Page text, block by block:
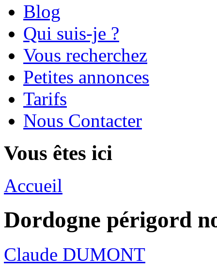
Blog
Qui suis-je ?
Vous recherchez
Petites annonces
Tarifs
Nous Contacter
Vous êtes ici
Accueil
Dordogne périgord
Claude DUMONT